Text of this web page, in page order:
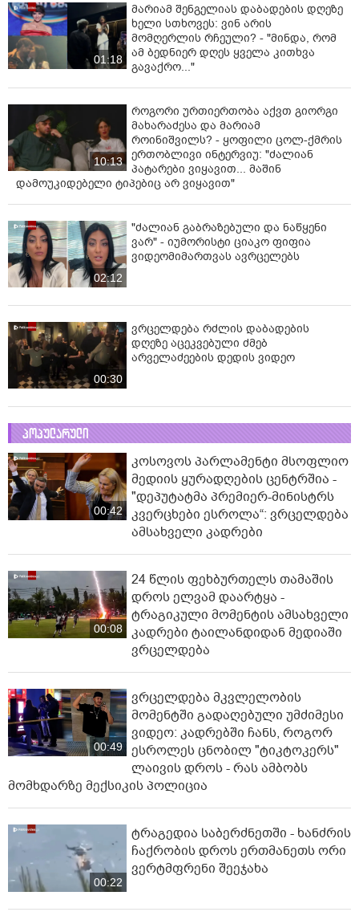
01:18
მარიამ შენგელიას დაბადების დღეზე
ხელი სთხოვეს: ვინ არის
მომღერლის რჩეული? - "მინდა, რომ
ამ ბედნიერ დღეს ყველა კითხვა
გავაქრო..."
10:13
როგორი ურთიერთობა აქვთ გიორგი
მახარაძესა და მარიამ
როინიშვილს? - ყოფილი ცოლ-ქმრის
ერთობლივი ინტერვიუ: "ძალიან
პატარები ვიყავით... მაშინ
დამოუკიდებელი ტიპებიც არ ვიყავით"
02:12
"ძალიან გაბრაზებული და ნაწყენი
ვარ" - იუმორისტი ციაკო ფიფია
ვიდეომიმართვას ავრცელებს
00:30
ვრცელდება რძლის დაბადების
დღეზე აცეკვებული ძმებ
არველაძეების დედის ვიდეო
პოპულარული
00:42
კოსოვოს პარლამენტი მსოფლიო
მედიის ყურადღების ცენტრშია -
"დეპუტატმა პრემიერ-მინისტრს
კვერცხები ესროლა“: ვრცელდება
ამსახველი კადრები
00:08
24 წლის ფეხბურთელს თამაშის
დროს ელვამ დაარტყა -
ტრაგიკული მომენტის ამსახველი
კადრები ტაილანდიდან მედიაში
ვრცელდება
00:49
ვრცელდება მკვლელობის
მომენტში გადაღებული უმძიმესი
ვიდეო: კადრებში ჩანს, როგორ
ესროლეს ცნობილ "ტიკტოკერს"
ლაივის დროს - რას ამბობს
მომხდარზე მექსიკის პოლიცია
00:22
ტრაგედია საბერძნეთში - ხანძრის
ჩაქრობის დროს ერთმანეთს ორი
ვერტმფრენი შეეჯახა